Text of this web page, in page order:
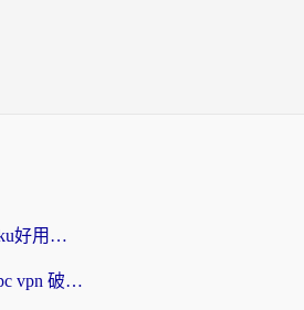
ChickCN和Unblock Youku好用吗？海外党亲测3款回国加速器，附iOS免费选择指南
海外党避坑指南：告别pc vpn 破解，选对回国加速器轻松访问国内资源